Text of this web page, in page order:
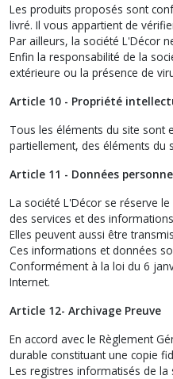
Les produits proposés sont
livré. Il vous appartient de
Par ailleurs, la société L'Décor
Enfin la responsabilité de la
extérieure ou la présence de
Article 10 - Propriété
Tous les éléments du site sont
partiellement, des éléments du
Article 11 - Données
La société L'Décor se réserve
des services et des
Elles peuvent aussi être
Ces informations et données
Conformément à la loi du 6
Internet.
Article 12- Archivage Preuve
En accord avec le Règlement
durable constituant une copie
Les registres informatisés de